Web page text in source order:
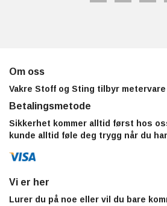
Om oss
Vakre Stoff og Sting tilbyr
Betalingsmetode
Sikkerhet kommer alltid først hos
kunde alltid føle deg trygg når du
Vi er her
Lurer du på noe eller vil du bare